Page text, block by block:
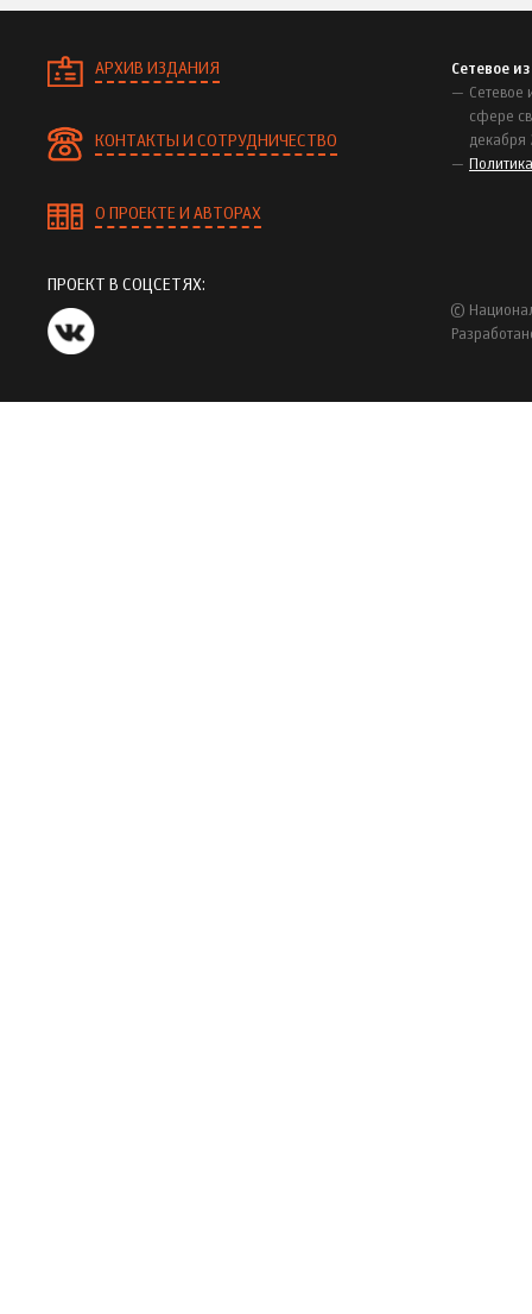
АРХИВ ИЗДАНИЯ
КОНТАКТЫ И СОТРУДНИЧЕСТВО
О ПРОЕКТЕ И АВТОРАХ
Сетевое
Сетевое
сфере
декабря
ПРОЕКТ В СОЦСЕТЯХ:
©